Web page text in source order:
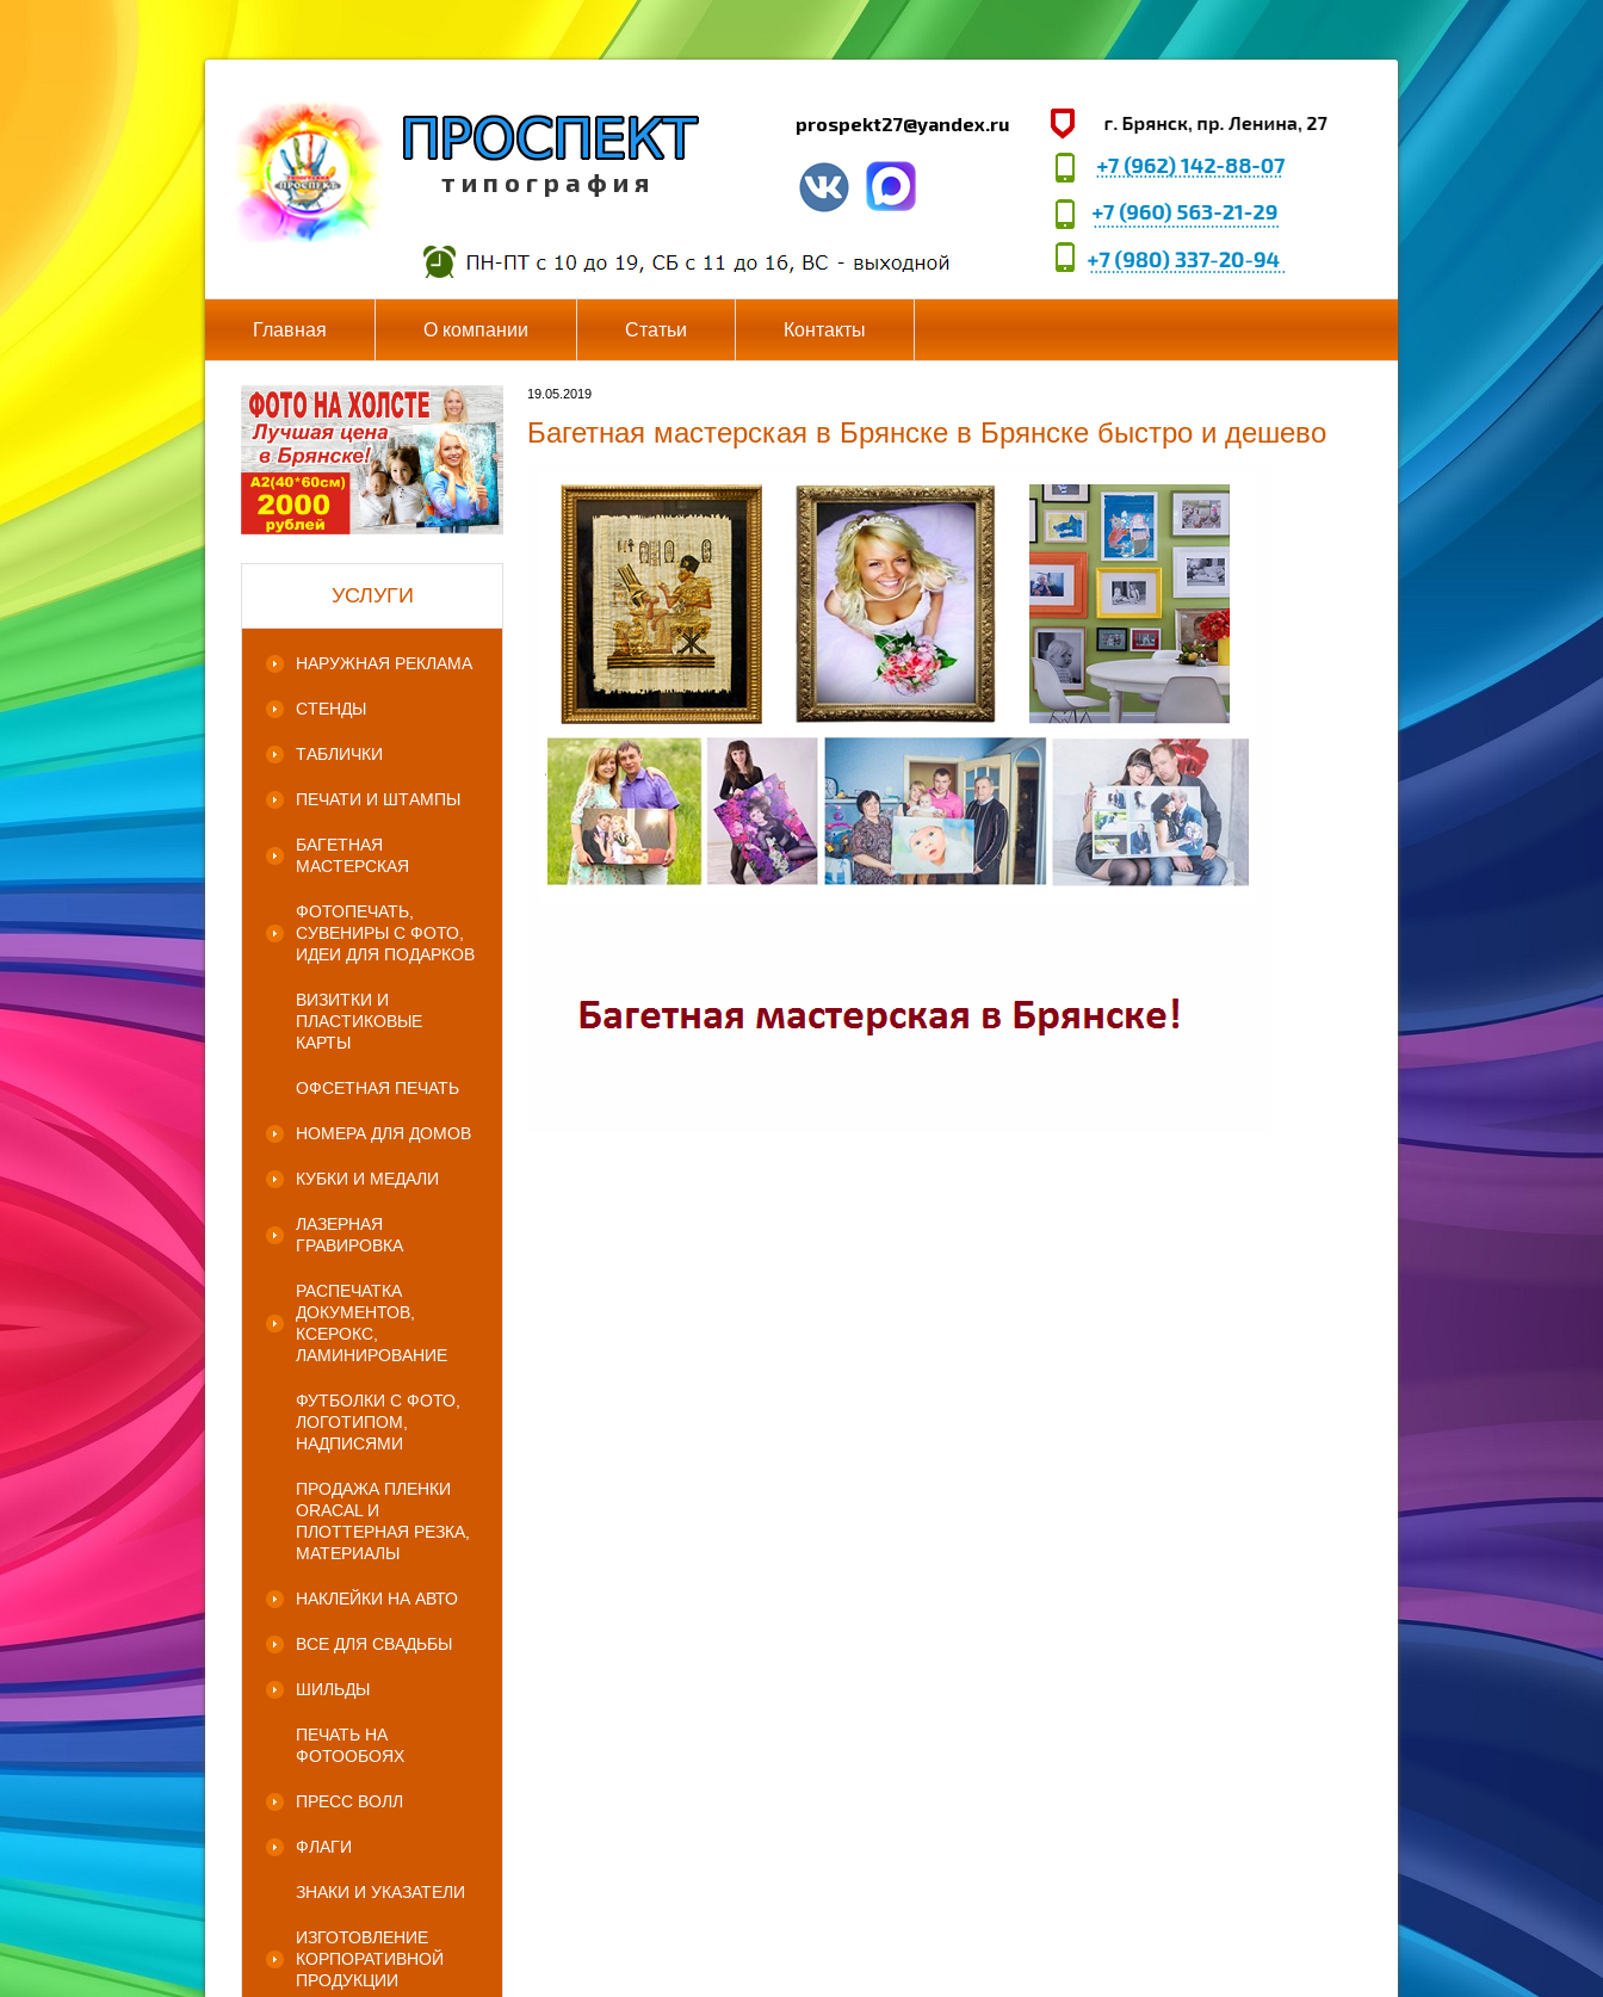
т и п о г р а ф и я
prospekt27@yandex.ru
Главная О компании Статьи Контакты
УСЛУГИ
НАРУЖНАЯ РЕКЛАМА
СТЕНДЫ
ТАБЛИЧКИ
ПЕЧАТИ И ШТАМПЫ
БАГЕТНАЯ
МАСТЕРСКАЯ
ФОТОПЕЧАТЬ,
СУВЕНИРЫ С ФОТО,
ИДЕИ ДЛЯ ПОДАРКОВ
ВИЗИТКИ И
ПЛАСТИКОВЫЕ
КАРТЫ
ОФСЕТНАЯ ПЕЧАТЬ
НОМЕРА ДЛЯ ДОМОВ
КУБКИ И МЕДАЛИ
ЛАЗЕРНАЯ
ГРАВИРОВКА
РАСПЕЧАТКА
ДОКУМЕНТОВ,
КСЕРОКС,
ЛАМИНИРОВАНИЕ
ФУТБОЛКИ С ФОТО,
ЛОГОТИПОМ,
НАДПИСЯМИ
ПРОДАЖА ПЛЕНКИ
ORACAL И
ПЛОТТЕРНАЯ РЕЗКА,
МАТЕРИАЛЫ
НАКЛЕЙКИ НА АВТО
ВСЕ ДЛЯ СВАДЬБЫ
ШИЛЬДЫ
ПЕЧАТЬ НА
ФОТООБОЯХ
ПРЕСС ВОЛЛ
ФЛАГИ
ЗНАКИ И УКАЗАТЕЛИ
ИЗГОТОВЛЕНИЕ
КОРПОРАТИВНОЙ
ПРОДУКЦИИ
19.05.2019
Багетная мастерская в Брянске в Брянске быстро и дешево